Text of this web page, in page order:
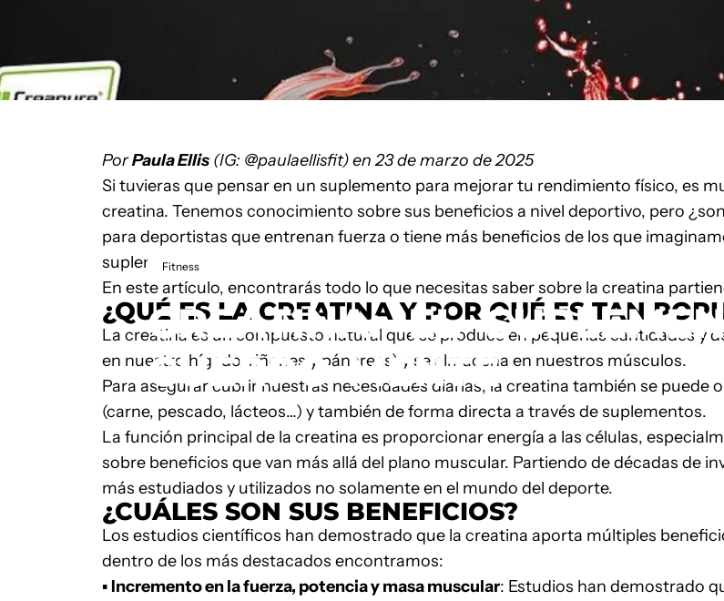
Fitness
CREATINA: EL
CUERPO-MENTE
PorPaula Ellis (IG: @paulaellisfit) en23demarzo de 2025
Si tuvieras que pensar en un suplemento para mejorar tu rendimiento físico, es
creatina. Tenemos conocimiento sobre sus beneficios a nivel deportivo, pero
para deportistas que entrenan fuerza o tiene más beneficios de los que
suplemento?
En este artículo, encontrarás todo lo que necesitas saber sobre la creatina
¿QUÉ ES LA CREATINA Y POR QUÉ ES TAN
La creatina es un compuesto natural que se produce en pequeñas cantidades y
en nuestro hígado, riñones y páncreas) y se almacena en nuestros músculos.
Para asegurar cubrir nuestras necesidades diarias, la creatina también se puede
(carne, pescado, lácteos…) y también de forma directa a través de suplementos.
La función principal de la creatina es proporcionar energía a las células,
sobre beneficios que van más allá del plano muscular. Partiendo de décadas de
más estudiados y utilizados no solamente en el mundo del deporte.
¿CUÁLES SON SUS BENEFICIOS?
Los estudios científicos han demostrado que la creatina aporta múltiples
dentro de los más destacados encontramos:
▪Incremento en la fuerza, potencia y masa muscular: Estudios han demostrado